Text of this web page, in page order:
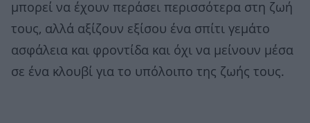
μπορεί να έχουν περάσει περισσότερα στη ζωή
τους, αλλά αξίζουν εξίσου ένα σπίτι γεμάτο
ασφάλεια και φροντίδα και όχι να μείνουν μέσα
σε ένα κλουβί για το υπόλοιπο της ζωής τους.